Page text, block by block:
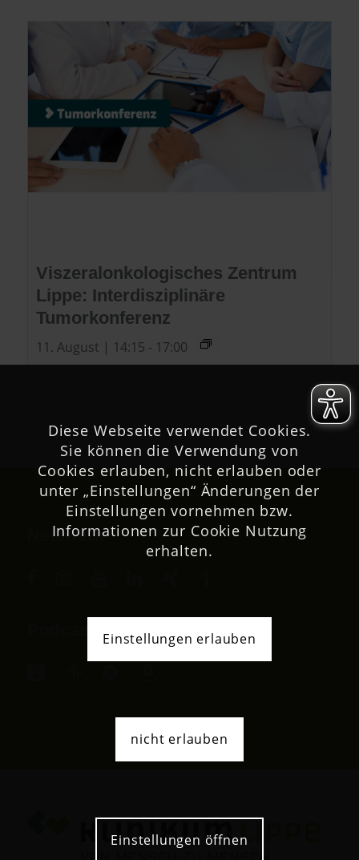
Viszeralonkologisches Zentrum
Lippe: Interdisziplinäre
Tumorkonferenz
11. August | 14:15 - 17:00
Netzwerk
Diese Webseite verwendet Cookies.
Sie können die Verwendung von
Cookies erlauben, nicht erlauben oder
unter „Einstellungen“ Änderungen der
Einstellungen vornehmen bzw.
Informationen zur Cookie Nutzung
erhalten.
Einstellungen erlauben
nicht erlauben
Einstellungen öffnen